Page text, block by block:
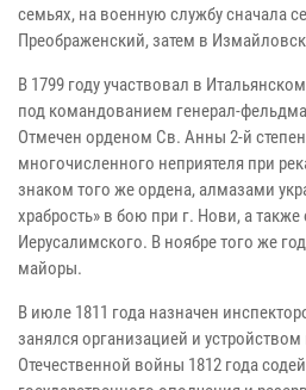
семьях, на военную службу сначала
Преображенский, затем в
В 1799 году участвовал в
под командованием генерал-
Отмечен орденом Св. Анны 2-й
многочисленного неприятеля при
знаком того же ордена, алмазами
храбрость» в бою при г. Нови, а
Иерусалимского. В ноябре того же
майоры.
В июле 1811 года назначен
занялся организацией и
Отечественной войны 1812 года